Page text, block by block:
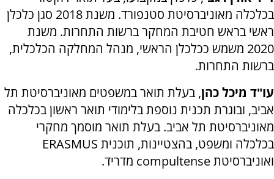
בכלכלה מאוניברסיטת סטנפורד. משנת 2018 סגן כלכלן
ראשי בראש חטיבת המחקר ברשות התחרות. משנת
2020 משמש ככלכלן הראשי, מנהל המחלקה הכלכלית,
ברשות התחרות.
עו"ד מיכל כהן, בעלת תואר במשפטים מאוניברסיטת תל
אביב, ובוגרת תכנית נוספת בלימודי תואר ראשון בכלכלה
מאוניברסיטת תל אביב. בעלת תואר מוסמך מחקרי
בכלכלה ומשפט, בהצטיינות, תוכנית ERASMUS
ואוניברסיטתcompultense מדריד.